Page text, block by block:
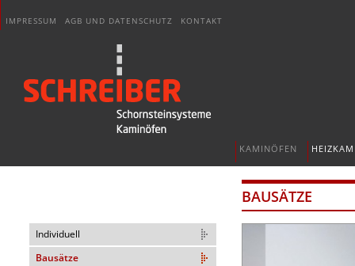
IMPRESSUM AGB UND DATENSCHUTZ KONTAKT
KAMINÖFEN
Individuell
Bausätze
BAUSÄTZE